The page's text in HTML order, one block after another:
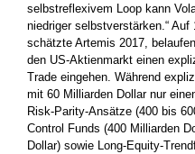
selbstreflexivem Loop kann
niedriger selbstverstärken.“
schätzte Artemis 2017,
den US-Aktienmarkt ­einen
Trade eingehen. ­Während
mit 60 ­Milliarden Dollar nur
Risk-Parity-Ansätze (400 bis
Control Funds (400 Milliarden
Dollar) sowie Long-Equity-